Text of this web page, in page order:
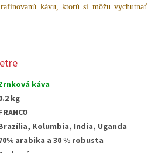
kávu, ktorú si môžu vychutnať
káva
kg
Kolumbia, India, Uganda
arabika a 30 % robusta